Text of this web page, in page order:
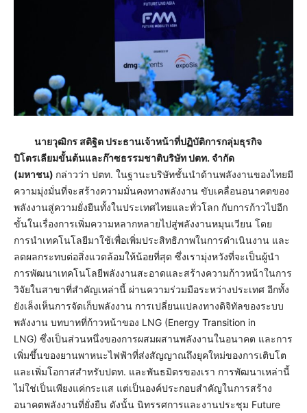
นายวุฒิกร สติฐิต ประธานเจ้าหน้าที่ปฏิบัติการกลุ่มธุรกิจ
ปิโตรเลียมขั้นต้นและก๊าซธรรมชาติบริษัท ปตท. จำกัด
(มหาชน) กล่าวว่า ปตท. ในฐานะบริษัทชั้นนำด้านพลังงานของไทยมี
ความมุ่งมั่นที่จะสร้างความมั่นคงทางพลังงาน ขับเคลื่อนอนาคตของ
พลังงานสู่ความยั่งยืนทั้งในประเทศไทยและทั่วโลก กับการก้าวไปอีก
ขั้นในเรื่องการเพิ่มความหลากหลายไปสู่พลังงานหมุนเวียน โดย
การนำเทคโนโลยีมาใช้เพื่อเพิ่มประสิทธิภาพในการดำเนินงาน และ
ลดผลกระทบต่อสิ่งแวดล้อมให้น้อยที่สุด ซึ่งเรามุ่งหวังที่จะเป็นผู้นำ
การพัฒนาเทคโนโลยีพลังงานสะอาดและสร้างความก้าวหน้าในการ
วิจัยในสาขาที่สำคัญเหล่านี้ ผ่านความร่วมมือระหว่างประเทศ อีกทั้ง
ยังเล็งเห็นการจัดเก็บพลังงาน การเปลี่ยนแปลงทางดิจิทัลของระบบ
พลังงาน บทบาทที่ก้าวหน้าของ LNG (Energy Transition in
LNG) ซึ่งเป็นส่วนหนึ่งของการผสมผสานพลังงานในอนาคต และการ
เพิ่มขึ้นของยานพาหนะไฟฟ้าที่ส่งสัญญาณถึงยุคใหม่ของการเติบโต
และเพิ่มโอกาสสำหรับปตท. และพันธมิตรของเรา การพัฒนาเหล่านี้
ไม่ใช่เป็นเพียงแค่กระแส แต่เป็นองค์ประกอบสำคัญในการสร้าง
อนาคตพลังงานที่ยั่งยืน ดังนั้น นิทรรศการและงานประชุม Future